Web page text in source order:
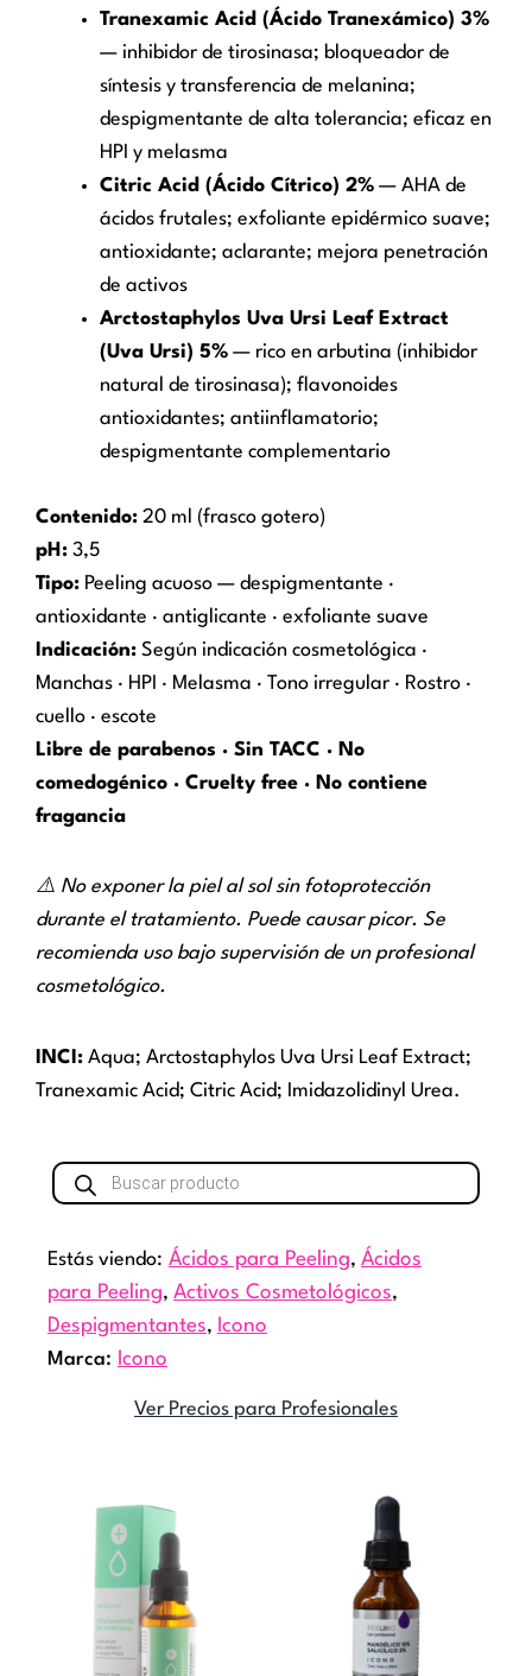
Tranexamic Acid (Ácido Tranexámico) 3%
— inhibidor de tirosinasa; bloqueador de
síntesis y transferencia de melanina;
despigmentante de alta tolerancia; eficaz en
HPI y melasma
Citric Acid (Ácido Cítrico) 2% — AHA de
ácidos frutales; exfoliante epidérmico suave;
antioxidante; aclarante; mejora penetración
de activos
Arctostaphylos Uva Ursi Leaf Extract
(Uva Ursi) 5% — rico en arbutina (inhibidor
natural de tirosinasa); flavonoides
antioxidantes; antiinflamatorio;
despigmentante complementario
Contenido: 20 ml (frasco gotero)
pH: 3,5
Tipo: Peeling acuoso — despigmentante ·
antioxidante · antiglicante · exfoliante suave
Indicación: Según indicación cosmetológica ·
Manchas · HPI · Melasma · Tono irregular · Rostro ·
cuello · escote
Libre de parabenos · Sin TACC · No
comedogénico · Cruelty free · No contiene
fragancia
⚠️ No exponer la piel al sol sin fotoprotección
durante el tratamiento. Puede causar picor. Se
recomienda uso bajo supervisión de un profesional
cosmetológico.
INCI: Aqua; Arctostaphylos Uva Ursi Leaf Extract;
Tranexamic Acid; Citric Acid; Imidazolidinyl Urea.
Búsqueda
de
Estás viendo: Ácidos para Peeling, Ácidos
para Peeling, Activos Cosmetológicos,
Despigmentantes, Icono
Marca: Icono
Ver Precios para Profesionales